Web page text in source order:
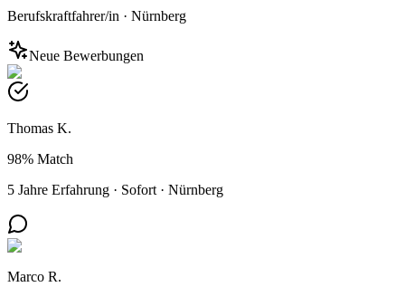
Berufskraftfahrer/in · Nürnberg
Neue Bewerbungen
Thomas K.
98% Match
5 Jahre Erfahrung · Sofort · Nürnberg
Marco R.